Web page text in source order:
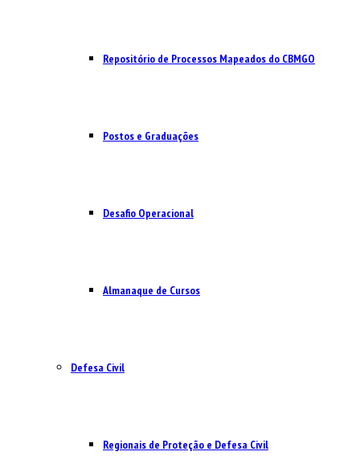
Repositório de Processos Mapeados do CBMGO
Postos e Graduações
Desafio Operacional
Almanaque de Cursos
Defesa Civil
Regionais de Proteção e Defesa Civil